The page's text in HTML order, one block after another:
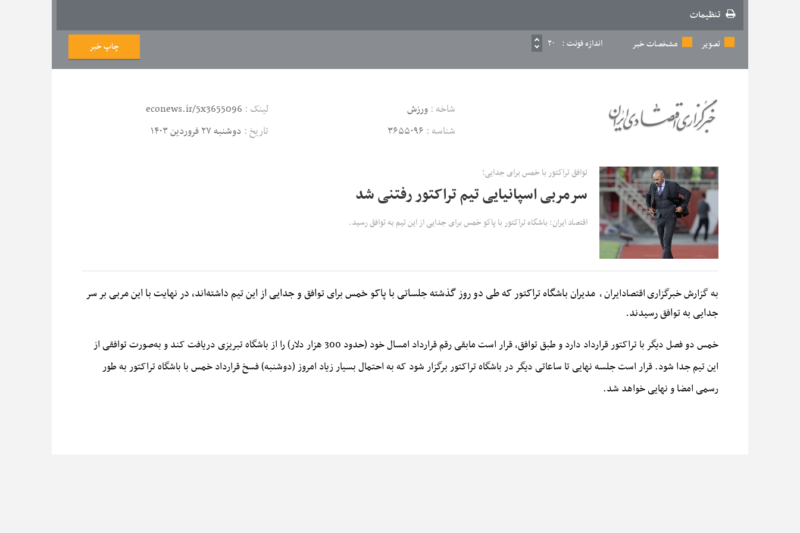
تنظیمات
تصویر
مشخصات خبر اندازه فونت : ۲۰ چاپ خبر
شاخه : ورزش لینک : econews.ir/5x3655096
شناسه : ۳۶۵۵۰۹۶ تاریخ : دوشنبه ۲۷ فروردین ۱۴۰۳
توافق تراکتور با خمس برای جدایی؛
سرمربی اسپانیایی تیم تراکتور رفتنی شد
اقتصاد ایران: باشگاه تراکتور با پاکو خمس برای جدایی از این تیم به توافق رسید.
به گزارش خبرگزاریاقتصادایران، مدیران باشگاه تراکتور که طی دو روز گذشته جلساتی با پاکو خمس برای توافق و جدایی از این تیم داشته‌اند، در نهایت با این مربی بر سر
جدایی به توافق رسیدند.
خمس دو فصل دیگر با تراکتور قرارداد دارد و طبق توافق، قرار است مابقی رقم قرارداد امسال خود (حدود 300 هزار دلار) را از باشگاه تبریزی دریافت کند و به‌صورت توافقی از
این تیم جدا شود.قرار است جلسه نهایی تا ساعاتی دیگر در باشگاه تراکتور برگزار شود که به احتمال بسیار زیاد امروز (دوشنبه) فسخ قرارداد خمس با باشگاه تراکتور به طور
رسمی امضا و نهایی خواهد شد.